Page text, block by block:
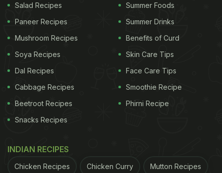
Salad Recipes
Paneer Recipes
Mushroom Recipes
Soya Recipes
Dal Recipes
Cabbage Recipes
Beetroot Recipes
Snacks Recipes
Summer Foods
Summer Drinks
Benefits of Curd
Skin Care Tips
Face Care Tips
Smoothie Recipe
Phirni Recipe
INDIAN RECIPES
Chicken Recipes Chicken Curry Mutton Recipes